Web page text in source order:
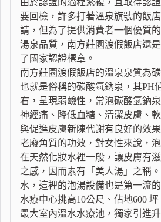
由於認證的過程繁複，且取得認
要回檢，許多打著溫泉旗號的飯
請，但為了提供消費者一個優質
湯泉品質，南方莊園渡假飯店還
了國家認證標章。
南方莊園渡假飯店的溫泉泉質為
也就是俗稱的碳酸氫鈉泉，其PH
右，呈現弱鹼性，常泡碳酸氫鈉泉
神經痛、降低血糖、清潔皮膚、
與促進皮膚新陳代謝有良好的效
老廢角質的功效，對女性來說，
在天然化妝水裡一般，讓皮膚有
之感，因而素有「美人湯」之稱
水，這裡的泡湯設備也是第一流
水療中心挑高10公尺、佔地600 坪
最大室內溫水水療池，獨家引進